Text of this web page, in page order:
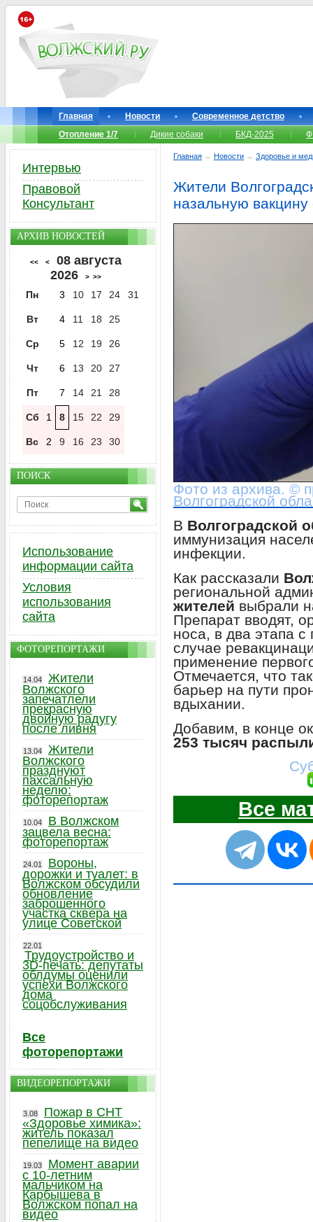
Главная Новости
Современное детство
Отопление 1/7
Дикие собаки БКД-2025
Главная → Новости → Здоровье и
Жители
назальную вакцину
Фото из архива. ©
Волгоградской
В Волгоградской
иммунизация
инфекции.
Как рассказали
региональной
жителей выбрали
Препарат вводят,
носа, в два этапа
случае
применение
Отмечается, что
барьер на пути
вдыхании.
Добавим, в конце
253 тысяч
Все
Интервью
Правовой
Консультант
АРХИВ НОВОСТЕЙ
<< <
08 августа
2026
> >>
Пн 3 10 17 24 31
Вт 4 11 18 25
Ср 5 12 19 26
Чт 6 13 20 27
Пт 7 14 21 28
Сб 1 8 15 22 29
Вс 2 9 16 23 30
ПОИСК
Использование
информации сайта
Условия
использования
сайта
ФОТОРЕПОРТАЖИ
14.04
Жители
Волжского
запечатлели
прекрасную
двойную радугу
после ливня
13.04
Жители
Волжского
празднуют
пахсальную
неделю:
фоторепортаж
10.04
В Волжском
зацвела весна:
фоторепортаж
24.01
Вороны,
дорожки и туалет: в
Волжском обсудили
обновление
заброшенного
участка сквера на
улице Советской
22.01
Трудоустройство и
3D-печать: депутаты
облдумы оценили
успехи Волжского
дома
соцобслуживания
Все
фоторепортажи
ВИДЕОРЕПОРТАЖИ
3.08
Пожар в СНТ
«Здоровье химика»:
житель показал
пепелище на видео
19.03
Момент аварии
с 10-летним
мальчиком на
Карбышева в
Волжском попал на
видео